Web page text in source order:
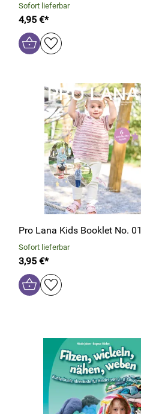
Sofort lieferbar
4,95 €*
Pro Lana Kids Booklet No. 01
Sofort lieferbar
3,95 €*